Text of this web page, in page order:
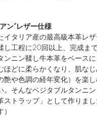
ン”レザー仕様
タリア産の最高級本革レ
し工程に20回以上、完成ま
ンニン鞣し牛本革をベース
ほどに柔らかくなり、肌な
艶や色調の経年変化）を楽
そんなベジタブルタンニ
トラップ」として作りまし